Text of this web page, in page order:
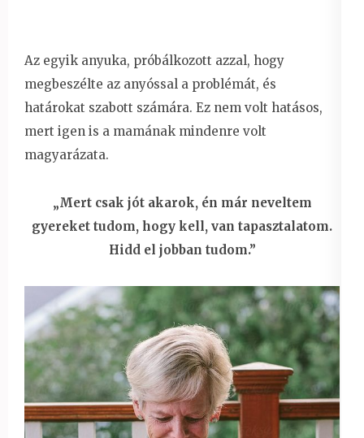
Az egyik anyuka, próbálkozott azzal, hogy
megbeszélte az anyóssal a problémát, és
határokat szabott számára. Ez nem volt hatásos,
mert igen is a mamának mindenre volt
magyarázata.
„Mert csak jót akarok, én már neveltem
gyereket tudom, hogy kell, van tapasztalatom.
Hidd el jobban tudom.”